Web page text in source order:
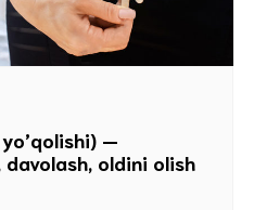
—
oldini olish